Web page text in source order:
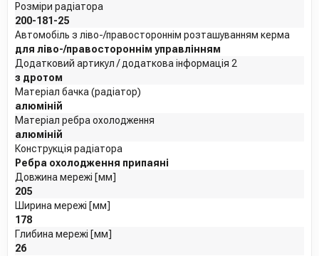
Розміри радіатора
200-181-25
Автомобіль з ліво-/правостороннім розташуванням керма
для ліво-/правостороннім управлінням
Додатковий артикул / додаткова інформація 2
з дротом
Матеріал бачка (радіатор)
алюміній
Матеріал ребра охолодження
алюміній
Конструкція радіатора
Ребра охолодження припаяні
Довжина мережі [мм]
205
Ширина мережі [мм]
178
Глибина мережі [мм]
26